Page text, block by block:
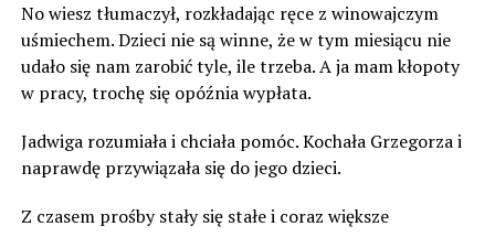
No wiesz tłumaczył, rozkładając ręce z winowajczym
uśmiechem. Dzieci nie są winne, że w tym miesiącu nie
udało się nam zarobić tyle, ile trzeba. A ja mam kłopoty
w pracy, trochę się opóźnia wypłata.
Jadwiga rozumiała i chciała pomóc. Kochała Grzegorza i
naprawdę przywiązała się do jego dzieci.
Z czasem prośby stały się stałe i coraz większe